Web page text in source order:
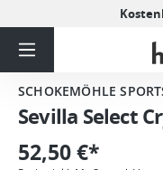
SCHOKEMÖHLE
Sevilla Select
52,50 €*